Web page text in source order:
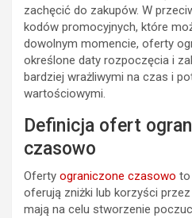
zachęcić do zakupów. W
kodów promocyjnych, które
dowolnym momencie, oferty
określone daty rozpoczęcia i
bardziej wrażliwymi na czas i
wartościowymi.
Definicja ofert
czasowo
Oferty ograniczone czasowo to
oferują zniżki lub korzyści
mają na celu stworzenie